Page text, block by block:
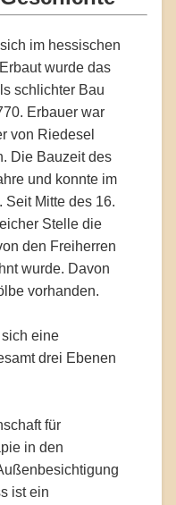
im hessischen
wurde das
schlichter Bau
Erbauer war
von Riedesel
Die Bauzeit des
und konnte im
Seit Mitte des 16.
Stelle die
den Freiherren
wurde. Davon
vorhanden.
eine
drei Ebenen
für
in den
ist ein